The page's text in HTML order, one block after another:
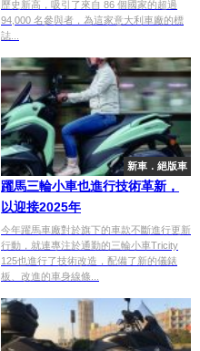
襄盛舉
歷史新高，吸引了來自 86 個國家的超過
94,000 名參與者，為這家意大利車廠的標
誌...
新車．絕版車
躍馬三輪小車也進行技術革新，
以迎接2025年
今年躍馬車廠對於旗下的車款不斷進行更新
行動，就連專注於通勤的三輪小車Tricity
125也進行了技術改造，配備了新的儀錶
板、改進的車身線條...